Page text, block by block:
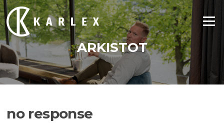
Siirry
suoraan
sisältöön
Valikko
ARKISTOT
no response